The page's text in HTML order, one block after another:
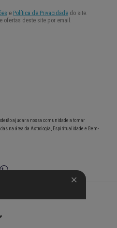
ajudar a nossa comunidade a tomar
na área da Astrologia, Espiritualidade e Bem-